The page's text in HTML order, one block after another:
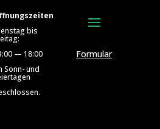
bis
— 18:00
Sonn- und
Formular